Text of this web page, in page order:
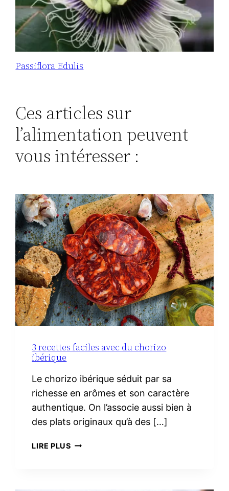
Passiflora Edulis
Ces articles sur
l’alimentation peuvent
vous intéresser :
3 recettes faciles avec du chorizo
ibérique
Le chorizo ibérique séduit par sa
richesse en arômes et son caractère
authentique. On l’associe aussi bien à
des plats originaux qu’à des […]
LIRE PLUS3